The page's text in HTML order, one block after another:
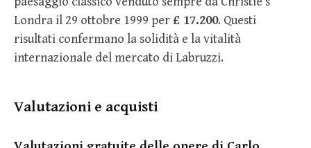
Londra il 29 ottobre 1999 per£ 17.200. Questi
risultati confermano la solidità e la vitalità
internazionale del mercato di Labruzzi.
Valutazioni e acquisti